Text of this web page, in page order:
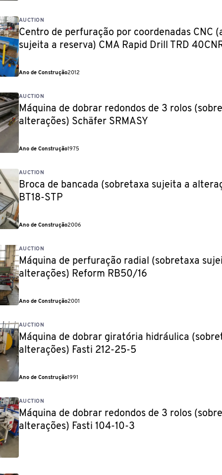
AUCTION
Centro de perfuração por coordenadas CNC
sujeita a reserva) CMA Rapid Drill TRD
Ano de Construção2012
AUCTION
Máquina de dobrar redondos de 3 rolos
alterações) Schäfer SRMASY
Ano de Construção1975
AUCTION
Broca de bancada (sobretaxa sujeita a
BT18-STP
Ano de Construção2006
AUCTION
Máquina de perfuração radial (sobretaxa
alterações) Reform RB50/16
Ano de Construção2001
AUCTION
Máquina de dobrar giratória hidráulica
alterações) Fasti 212-25-5
Ano de Construção1991
AUCTION
Máquina de dobrar redondos de 3 rolos
alterações) Fasti 104-10-3